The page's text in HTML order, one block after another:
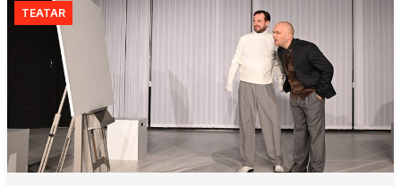
TEATAR